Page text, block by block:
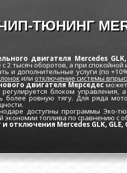
ТЮНИНГ
двигателя Mercedes GLK,
2 тысяч оборотов, а при
и дополнительные услуги (по
или отключение системы
двигателя Мерседесможет
блоком
более ровную тягу. Для ряда
доступны программы Эко-
экономии топлива по сравнению
отключения Mercedes GLK,